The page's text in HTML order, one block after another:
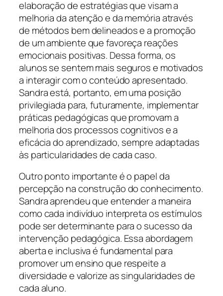
elaboração de estratégias que visam a
melhoria da atenção e da memória através
de métodos bem delineados e a promoção
de um ambiente que favoreça reações
emocionais positivas. Dessa forma, os
alunos se sentem mais seguros e motivados
a interagir com o conteúdo apresentado.
Sandra está, portanto, em uma posição
privilegiada para, futuramente, implementar
práticas pedagógicas que promovam a
melhoria dos processos cognitivos e a
eficácia do aprendizado, sempre adaptadas
às particularidades de cada caso.
Outro ponto importante é o papel da
percepção na construção do conhecimento.
Sandra aprendeu que entender a maneira
como cada indivíduo interpreta os estímulos
pode ser determinante para o sucesso da
intervenção pedagógica. Essa abordagem
aberta e inclusiva é fundamental para
promover um ensino que respeite a
diversidade e valorize as singularidades de
cada aluno.